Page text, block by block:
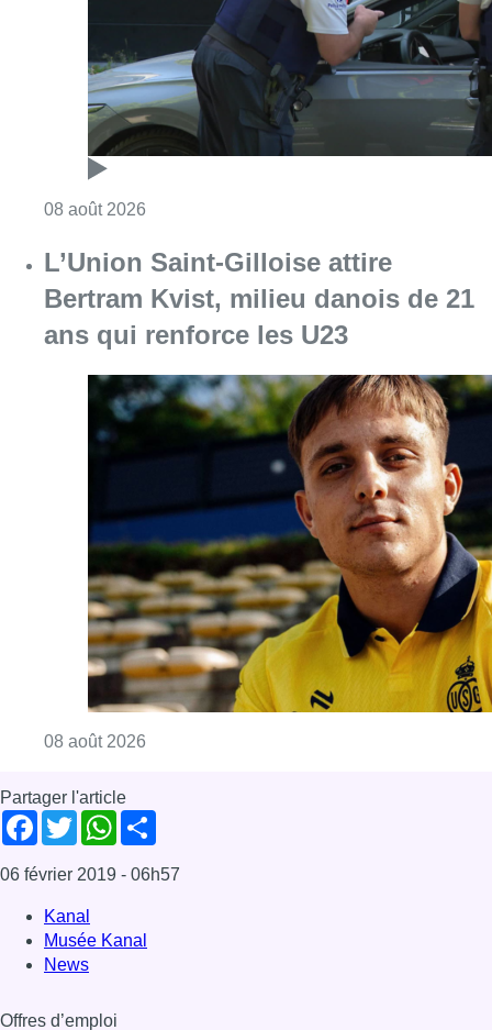
08 août 2026
L’Union Saint-Gilloise attire
Bertram Kvist, milieu danois de 21
ans qui renforce les U23
08 août 2026
Partager l'article
Facebook
TwitterWhatsApp
06 février 2019 - 06h57
Kanal
Musée Kanal
News
Offres d’emploi